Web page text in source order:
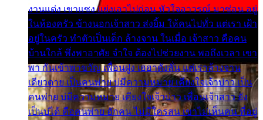
งานแต่ง เขาแซง แย่งเอาไปก่อน หัวใจอาวรณ์ มาซ่อน อยู่
ในห้องครัว ข้างนอกเจ้าสาว ส่งยิ้ม ให้คนไปทั่ว แต่เรา เฝ้า
อยู่ในครัว ทำตัวเป็นเด็ก ล้างจาน ในเมื่อ เจ้าสาว คือคน
บ้านใกล้ พึ่งพาอาศัย จำใจ ต้องไปช่วยงาน พอถึงเวลา เขา
พา กันเข้าพาขวัญ เพื่อนฝูง เฮฮาดังลั่น แต่เราล้างจาน
เดียวดาย เป็นคนพ่าย บ่มีความหมาย เคียงใจเจ้าบ่าว เป็น
คนพ่าย บ่มีความหมาย เคียงใจเจ้าบ่าว เพื่อนเจ้าสาว ยัง
เป็นบ่ได้ คือคนพ่าย ฮักคน ไม่มีใครสน เขาไม่เห็นคน ที่อยู่